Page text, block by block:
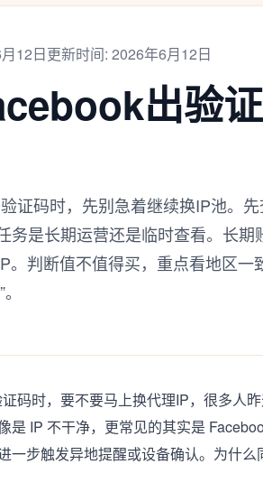
12日更新时间: 2026年6月12日
出验
证码时，先别急着继续换IP池。
务是长期运营还是临时查看。长
。判断值不值得买，重点看地区
码时，要不要马上换代理IP，很多人
是 IP 不干净，更常见的其实是
一步触发异地提醒或设备确认。为什